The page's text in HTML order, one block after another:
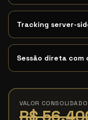
Tracking server-
Sessão direta com
VALOR